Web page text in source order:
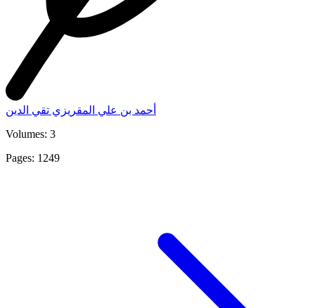
أحمد بن علي المقريزي تقي الدين
Volumes: 3
Pages: 1249